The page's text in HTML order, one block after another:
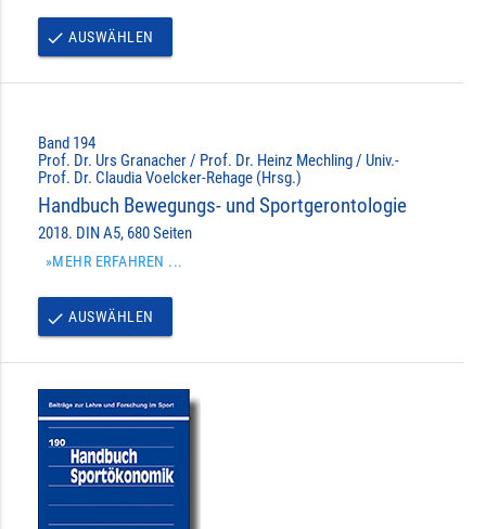
done AUSWÄHLEN
Band 194
Prof. Dr. Urs Granacher / Prof. Dr. Heinz Mechling / Univ.-
Prof. Dr. Claudia Voelcker-Rehage (Hrsg.)
Handbuch Bewegungs- und Sportgerontologie
2018. DIN A5, 680 Seiten
»MEHR ERFAHREN ...
done AUSWÄHLEN